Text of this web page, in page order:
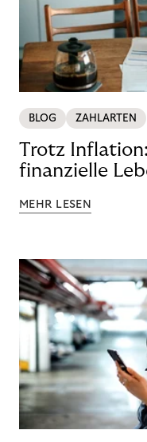
BLOG ZAHLARTEN
Trotz
finanzielle
MEHR LESEN